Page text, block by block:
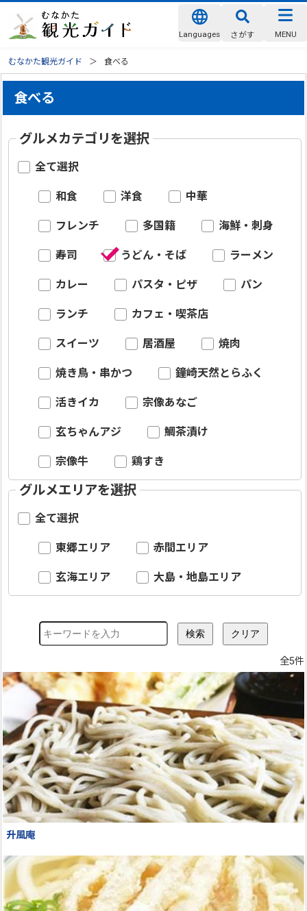
Languages さがす MENU
むなかた観光ガイド 食べる
食べる
グルメカテゴリを選択
全て選択
和食 洋食 中華
フレンチ 多国籍 海鮮・刺身
寿司 うどん・そば ラーメン
カレー パスタ・ピザ パン
ランチ カフェ・喫茶店
スイーツ 居酒屋 焼肉
焼き鳥・串かつ 鐘崎天然とらふく
活きイカ 宗像あなご
玄ちゃんアジ 鯛茶漬け
宗像牛 鶏すき
グルメエリアを選択
全て選択
東郷エリア 赤間エリア
玄海エリア 大島・地島エリア
全5件
升風庵